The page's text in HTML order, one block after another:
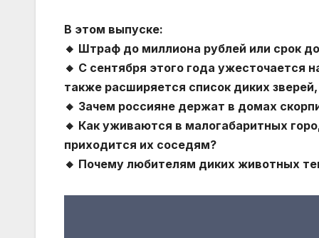
В этом выпуске:
🔸 Штраф до миллиона рублей или срок
🔸 С сентября этого года ужесточается
также расширяется список диких
🔸 Зачем россияне держат в домах
🔸 Как уживаются в малогабаритных
приходится их соседям?
🔸 Почему любителям диких животных